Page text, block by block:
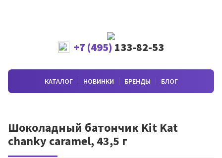
+7 (495) 133-82-53
КАТАЛОГ НОВИНКИ БРЕНДЫ БЛОГ
Шоколадный батончик Kit Kat
chanky caramel, 43,5 г